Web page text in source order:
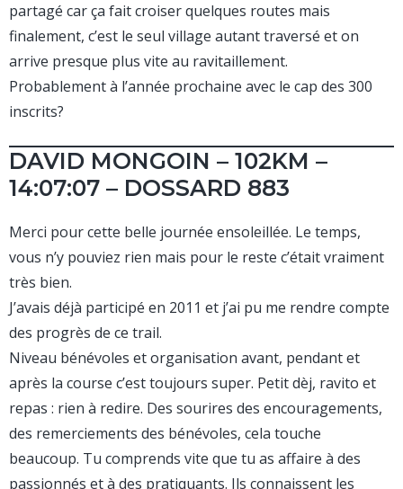
partagé car ça fait croiser quelques routes mais
finalement, c’est le seul village autant traversé et on
arrive presque plus vite au ravitaillement.
Probablement à l’année prochaine avec le cap des 300
inscrits?
DAVID MONGOIN – 102KM –
14:07:07 – DOSSARD 883
Merci pour cette belle journée ensoleillée. Le temps,
vous n’y pouviez rien mais pour le reste c’était vraiment
très bien.
J’avais déjà participé en 2011 et j’ai pu me rendre compte
des progrès de ce trail.
Niveau bénévoles et organisation avant, pendant et
après la course c’est toujours super. Petit dèj, ravito et
repas : rien à redire. Des sourires des encouragements,
des remerciements des bénévoles, cela touche
beaucoup. Tu comprends vite que tu as affaire à des
passionnés et à des pratiquants. Ils connaissent les